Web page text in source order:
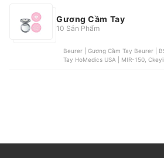
Gương Cầm Tay
10 Sản Phẩm
Beurer | Gương Cầm Tay Beurer |
Tay HoMedics USA | MIR-150,